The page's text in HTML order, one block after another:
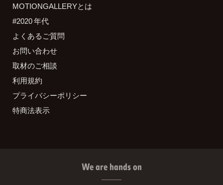
MOTIONGALLERYとは
#2020 年代
よくあるご質問
お問い合わせ
取材のご相談
利用規約
プライバシーポリシー
特商法表示
We are hands on